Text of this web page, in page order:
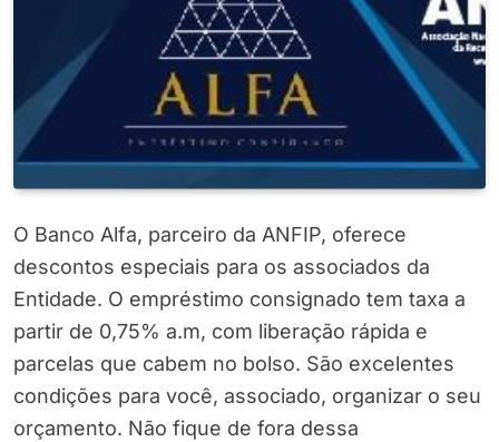
O Banco Alfa, parceiro da ANFIP, oferece
descontos especiais para os associados da
Entidade. O empréstimo consignado tem taxa a
partir de 0,75% a.m, com liberação rápida e
parcelas que cabem no bolso. São excelentes
condições para você, associado, organizar o seu
orçamento. Não fique de fora dessa